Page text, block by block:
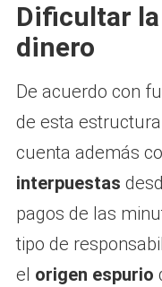
Dificultar
dinero
De acuerdo con
de esta
cuenta además
interpuestas
pagos de las
tipo de
el origen espurio